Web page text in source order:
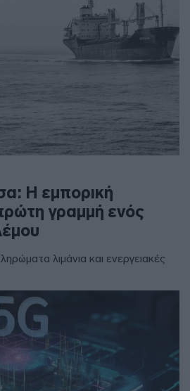
Η εμπορική
γραμμή ενός
λιμάνια και ενεργειακές